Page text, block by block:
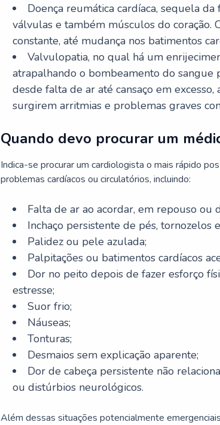
Doença reumática cardíaca, sequela
válvulas e também músculos do coração.
constante, até mudança nos batimentos
Valvulopatia, no qual há um
atrapalhando o bombeamento do sangue
desde falta de ar até cansaço em
surgirem arritmias e problemas graves
Quando devo procurar um
Indica-se procurar um cardiologista o mais rápido
problemas cardíacos ou circulatórios, incluindo:
Falta de ar ao acordar, em repouso ou
Inchaço persistente de pés, tornozelos
Palidez ou pele azulada;
Palpitações ou batimentos cardíacos
Dor no peito depois de fazer esforço
estresse;
Suor frio;
Náuseas;
Tonturas;
Desmaios sem explicação aparente;
Dor de cabeça persistente não
ou distúrbios neurológicos.
Além dessas situações potencialmente